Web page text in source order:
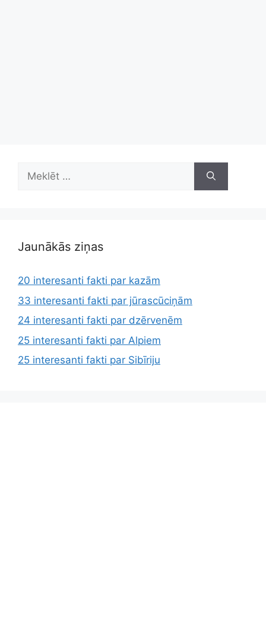
Meklēt:
Jaunākās ziņas
20 interesanti fakti par kazām
33 interesanti fakti par jūrascūciņām
24 interesanti fakti par dzērvenēm
25 interesanti fakti par Alpiem
25 interesanti fakti par Sibīriju